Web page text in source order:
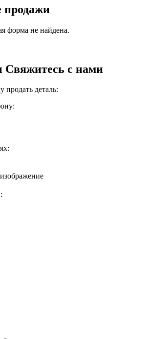
продажи
форма не найдена.
Свяжитесь с нами
продать деталь: